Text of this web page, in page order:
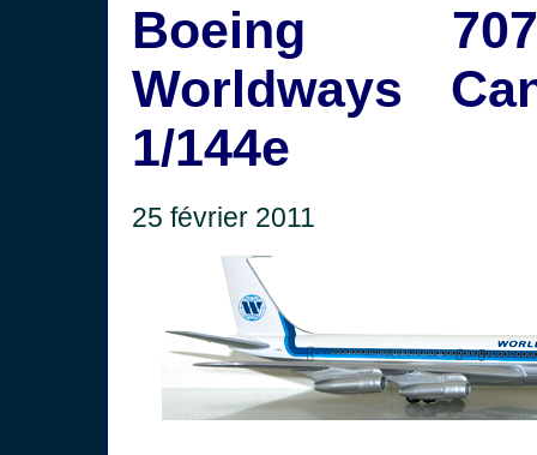
Boeing
Worldways
1/144e
25 février 2011